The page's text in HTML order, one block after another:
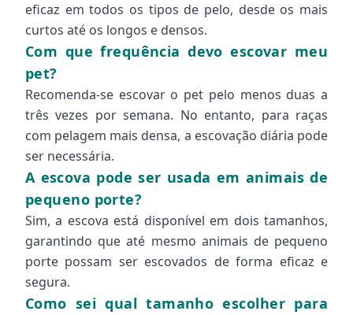
eficaz em todos os tipos de pelo, desde os mais
curtos até os longos e densos.
Com que frequência devo escovar meu
pet?
Recomenda-se escovar o pet pelo menos duas a
três vezes por semana. No entanto, para raças
com pelagem mais densa, a escovação diária pode
ser necessária.
A escova pode ser usada em animais de
pequeno porte?
Sim, a escova está disponível em dois tamanhos,
garantindo que até mesmo animais de pequeno
porte possam ser escovados de forma eficaz e
segura.
Como sei qual tamanho escolher para